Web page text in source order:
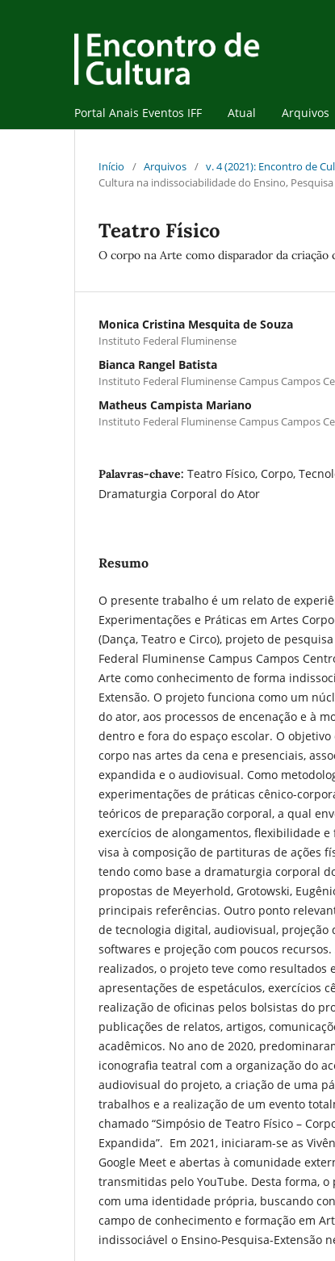
Portal Anais Eventos IFF Atual Arquivos
Início / Arquivos / v. 4 (2021): Encontro de
Cultura na indissociabilidade do Ensino,
Teatro Físico
O corpo na Arte como disparador da criação
Monica Cristina Mesquita de Souza
Instituto Federal Fluminense
Bianca Rangel Batista
Instituto Federal Fluminense Campus Campos
Matheus Campista Mariano
Instituto Federal Fluminense Campus Campos
Palavras-chave: Teatro Físico, Corpo,
Dramaturgia Corporal do Ator
Resumo
O presente trabalho é um relato de
Experimentações e Práticas em Artes
(Dança, Teatro e Circo), projeto de
Federal Fluminense Campus Campos
Arte como conhecimento de forma
Extensão. O projeto funciona como um
do ator, aos processos de encenação e à
dentro e fora do espaço escolar. O
corpo nas artes da cena e presenciais,
expandida e o audiovisual. Como
experimentações de práticas cênico-
teóricos de preparação corporal, a qual
exercícios de alongamentos, flexibilidade
visa à composição de partituras de ações
tendo como base a dramaturgia corporal
propostas de Meyerhold, Grotowski,
principais referências. Outro ponto
de tecnologia digital, audiovisual, projeção
softwares e projeção com poucos
realizados, o projeto teve como resultados
apresentações de espetáculos, exercícios
realização de oficinas pelos bolsistas do
publicações de relatos, artigos,
acadêmicos. No ano de 2020,
iconografia teatral com a organização do
audiovisual do projeto, a criação de uma
trabalhos e a realização de um evento
chamado “Simpósio de Teatro Físico –
Expandida”. Em 2021, iniciaram-se as
Google Meet e abertas à comunidade
transmitidas pelo YouTube. Desta forma,
com uma identidade própria, buscando
campo de conhecimento e formação em
indissociável o Ensino-Pesquisa-Extensão